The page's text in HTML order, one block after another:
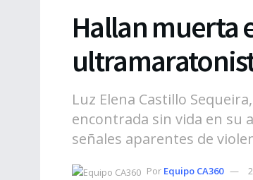
Hallan muerta
Luz Elena Castillo
encontrada sin vida en su
señales aparentes de
Por Equipo CA360